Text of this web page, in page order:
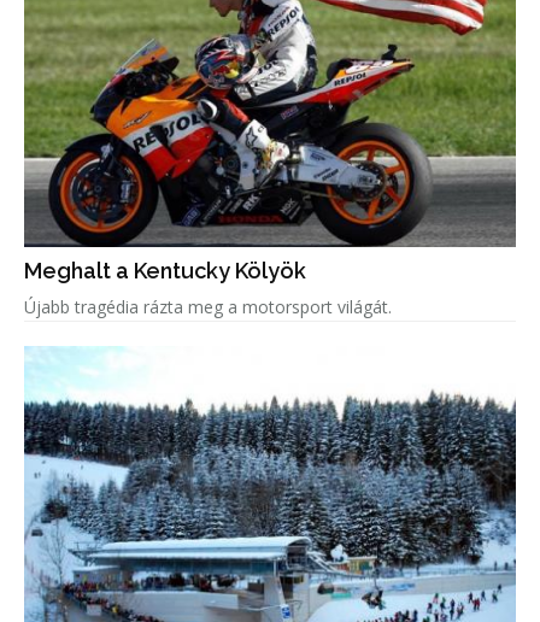
Meghalt a Kentucky Kölyök
Újabb tragédia rázta meg a motorsport világát.